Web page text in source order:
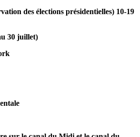
des élections présidentielles) 10-19
30 juillet)